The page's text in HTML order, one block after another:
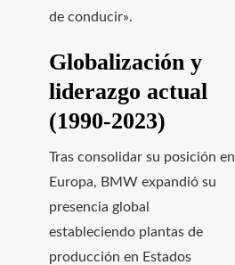
de conducir».
Globalización y
liderazgo actual
(1990-2023)
Tras consolidar su posición en
Europa, BMW expandió su
presencia global
estableciendo plantas de
producción en Estados